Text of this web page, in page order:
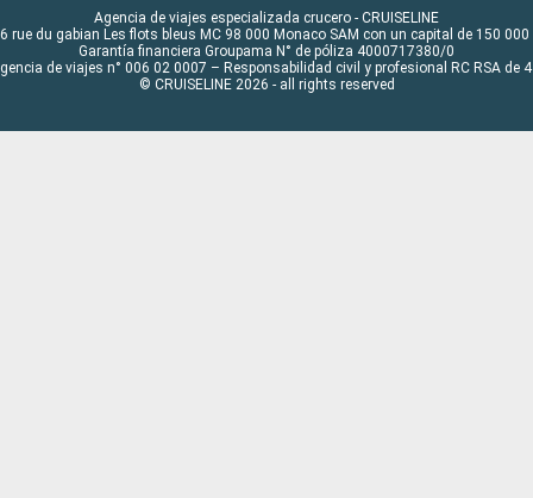
Agencia de viajes especializada crucero - CRUISELINE
rue du gabian Les flots bleus MC 98 000 Monaco SAM con un capital de 150 000
Garantía financiera Groupama N° de póliza 4000717380/0
de viajes n° 006 02 0007 – Responsabilidad civil y profesional RC RSA de
© CRUISELINE 2026 - all rights reserved